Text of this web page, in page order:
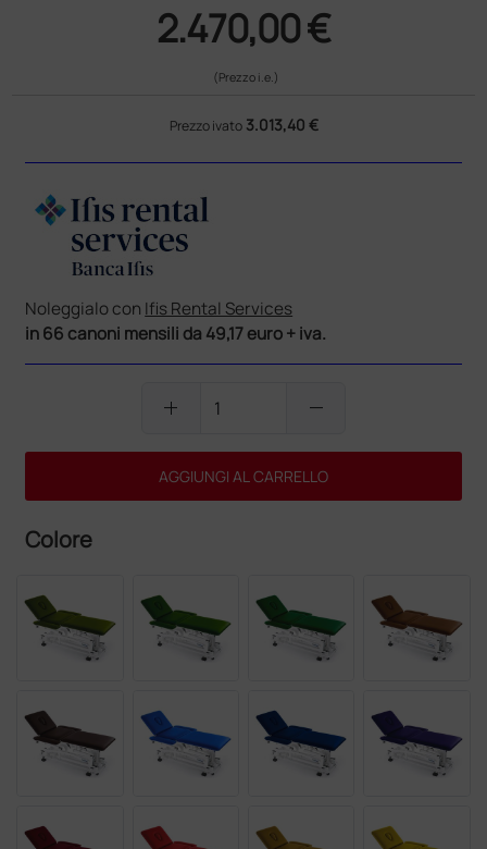
2.470,00 €
(Prezzo i.e.)
Prezzo ivato 3.013,40 €
Noleggialo con Ifis Rental Services
in 66 canoni mensili da 49,17 euro + iva.
add remove
AGGIUNGI AL CARRELLO
Colore